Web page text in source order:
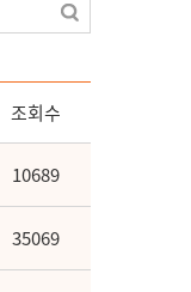
조회수
10689
35069